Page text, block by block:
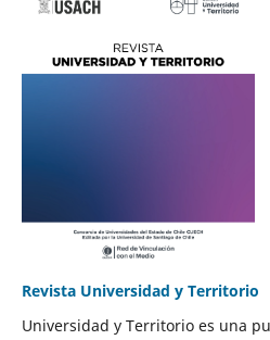
Revista Universidad y Territorio
Universidad y Territorio es una